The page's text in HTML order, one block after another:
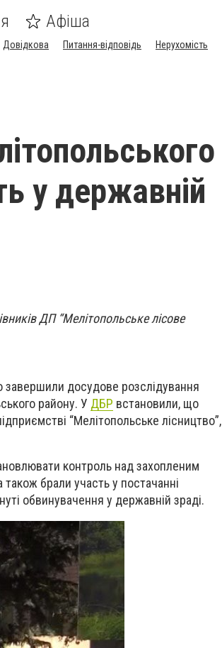
Афіша
Довідкова Питання-відповідь
Нерухомість
у державній
ДП “Мелітопольське лісове
досудове розслідування
району. У ДБР встановили, що
“Мелітопольське лісництво”,
контроль над захопленим
також брали участь у постачанні
обвинувачення у державній зраді.